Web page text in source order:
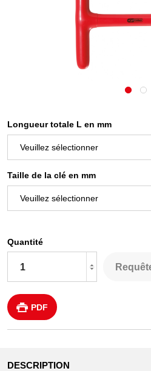
Longueur totale L en mm
Taille de la clé en mm
Quantité
PDF
DESCRIPTION